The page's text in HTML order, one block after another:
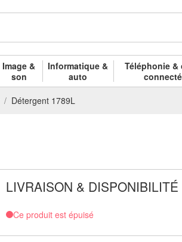
Image &
son
Informatique &
auto
Téléphonie &
connecté
Détergent 1789L
LIVRAISON & DISPONIBILITÉ
Ce produit est épuisé